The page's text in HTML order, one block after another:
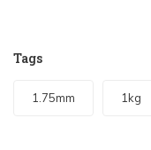
Tags
1.75mm 1kg